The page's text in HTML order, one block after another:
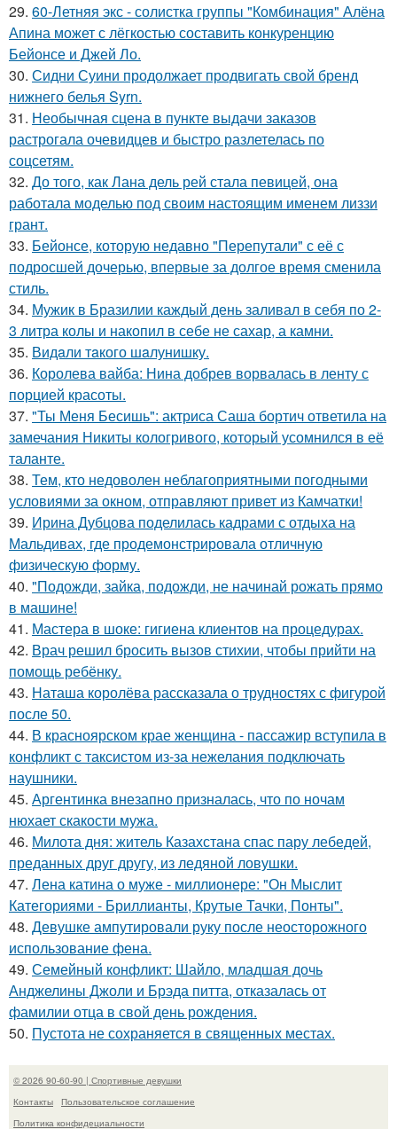
29. 60-Летняя экс - солистка группы "Комбинация" Алёна
Апина может с лёгкостью составить конкуренцию
Бейонсе и Джей Ло.
30. Сидни Суини продолжает продвигать свой бренд
нижнего белья Syrn.
31. Необычная сцена в пункте выдачи заказов
растрогала очевидцев и быстро разлетелась по
соцсетям.
32. До того, как Лана дель рей стала певицей, она
работала моделью под своим настоящим именем лиззи
грант.
33. Бейонсе, которую недавно "Перепутали" с её с
подросшей дочерью, впервые за долгое время сменила
стиль.
34. Мужик в Бразилии каждый день заливал в себя по 2-
3 литра колы и накопил в себе не сахар, а камни.
35. Видaли тaкого шaлунишку.
36. Королева вайба: Нина добрев ворвалась в ленту с
порцией красоты.
37. "Ты Меня Бесишь": актриса Саша бортич ответила на
замечания Никиты кологривого, который усомнился в её
таланте.
38. Тем, кто недоволен неблагоприятными погодными
условиями за окном, отправляют привет из Камчатки!
39. Ирина Дубцова поделилась кадрами с отдыха на
Мальдивах, где продемонстрировала отличную
физическую форму.
40. "Подожди, зайка, подожди, не начинай рожать прямо
в машине!
41. Мастера в шоке: гигиена клиентов на процедурах.
42. Врач решил бросить вызов стихии, чтобы прийти на
помощь ребёнку.
43. Наташа королёва рассказала о трудностях с фигурой
после 50.
44. В красноярском крае женщина - пассажир вступила в
конфликт с таксистом из-за нежелания подключать
наушники.
45. Аргентинка внезапно призналась, что по ночам
нюхает скакости мужа.
46. Милота дня: житель Казахстана спас пару лебедей,
преданных друг другу, из ледяной ловушки.
47. Лена катина о муже - миллионере: "Он Мыслит
Категориями - Бриллианты, Крутые Тачки, Понты".
48. Девушке ампутировали руку после неосторожного
использование фена.
49. Семейный конфликт: Шайло, младшая дочь
Анджелины Джоли и Брэда питта, отказалась от
фамилии отца в свой день рождения.
50. Пустота не сохраняется в священных местах.
© 2026 90-60-90 | Спортивные девушки
Контакты
Пользовательское соглашение
Политика конфидециальности